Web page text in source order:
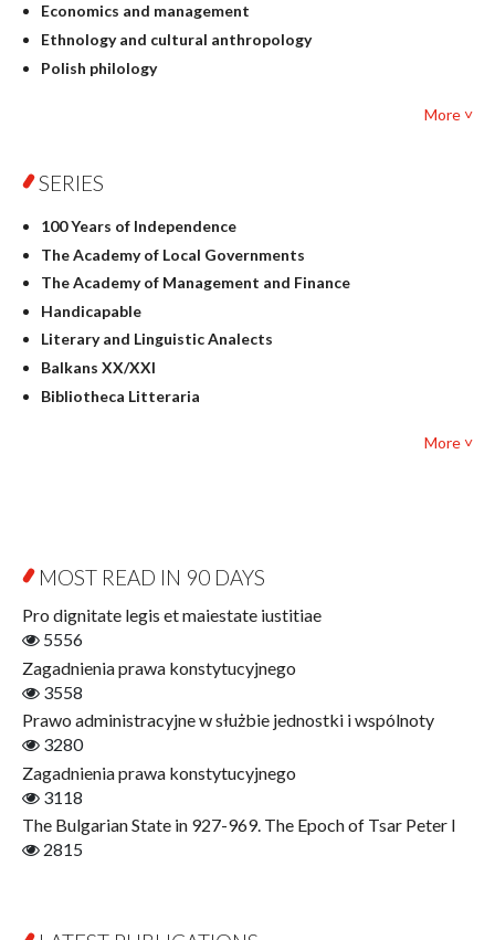
Economics and management
Ethnology and cultural anthropology
Polish philology
Geography
Linguistics
Judaica
Culture and art
Literary Studies
Mathematics
Pedagogy
Textbooks for foreigners
Open Access
More ˅
SERIES
100 Years of Independence
The Academy of Local Governments
The Academy of Management and Finance
Handicapable
Literary and Linguistic Analects
Balkans XX/XXI
Bibliotheca Litteraria
Film! Scholars
Finance
Gerontology
Literary Interpretations
Jerzy Giedroyc and Witnesses of History
Winter of Life?
Linguistics
What Is Man?
More ˅
MOST READ IN 90 DAYS
Pro dignitate legis et maiestate iustitiae
5556
Zagadnienia prawa konstytucyjnego
3558
Prawo administracyjne w służbie jednostki i wspólnoty
3280
Zagadnienia prawa konstytucyjnego
3118
The Bulgarian State in 927-969. The Epoch of Tsar Peter I
2815